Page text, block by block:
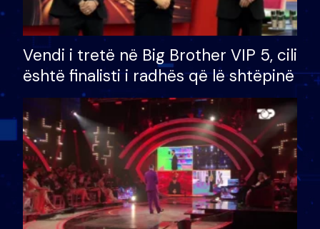
Vendi i tretë në Big Brother VIP 5, cili
është finalisti i radhës që lë shtëpinë